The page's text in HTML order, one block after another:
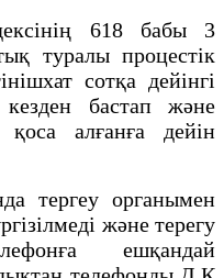
618 бабы 3
туралы процестік
сотқа дейінгі
кезден бастап және
алғанға дейін
тергеу органымен
және терегу
ешқандай